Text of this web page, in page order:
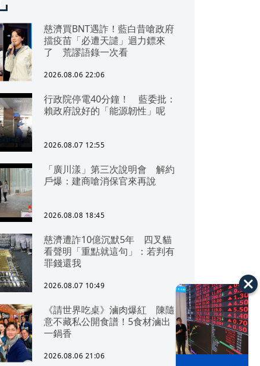
慈濟買BNT遇詐！藍白昔嗆政府
擋疫苗「必遭天譴」迴力鏢來
了 荒謬語錄一次看
2026.08.06 22:06
行政院停電40分鐘！ 藍委批：
賴政府說好的「能源韌性」呢
2026.08.07 12:55
「廣川漾」第三次說明會 解約
戶爆：建商嗆消保官來再說
2026.08.08 18:45
慈濟遭詐10億沉默5年 四叉貓
看聲明「重點就這句」：若判有
罪錢還我
2026.08.07 10:49
《請世界吃桌》滷肉爆紅 陳隨
意不藏私公開食譜！5食材滷出
一鍋香
2026.08.06 21:06